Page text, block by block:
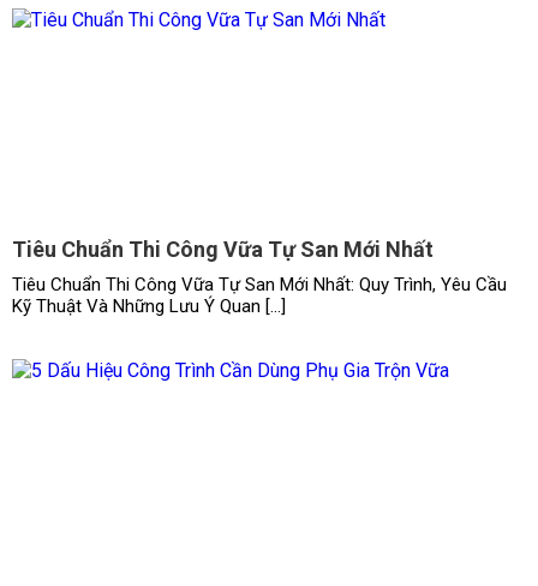
Tiêu Chuẩn Thi Công Vữa Tự San Mới Nhất
Tiêu Chuẩn Thi Công Vữa Tự San Mới Nhất: Quy Trình, Yêu Cầu
Kỹ Thuật Và Những Lưu Ý Quan […]